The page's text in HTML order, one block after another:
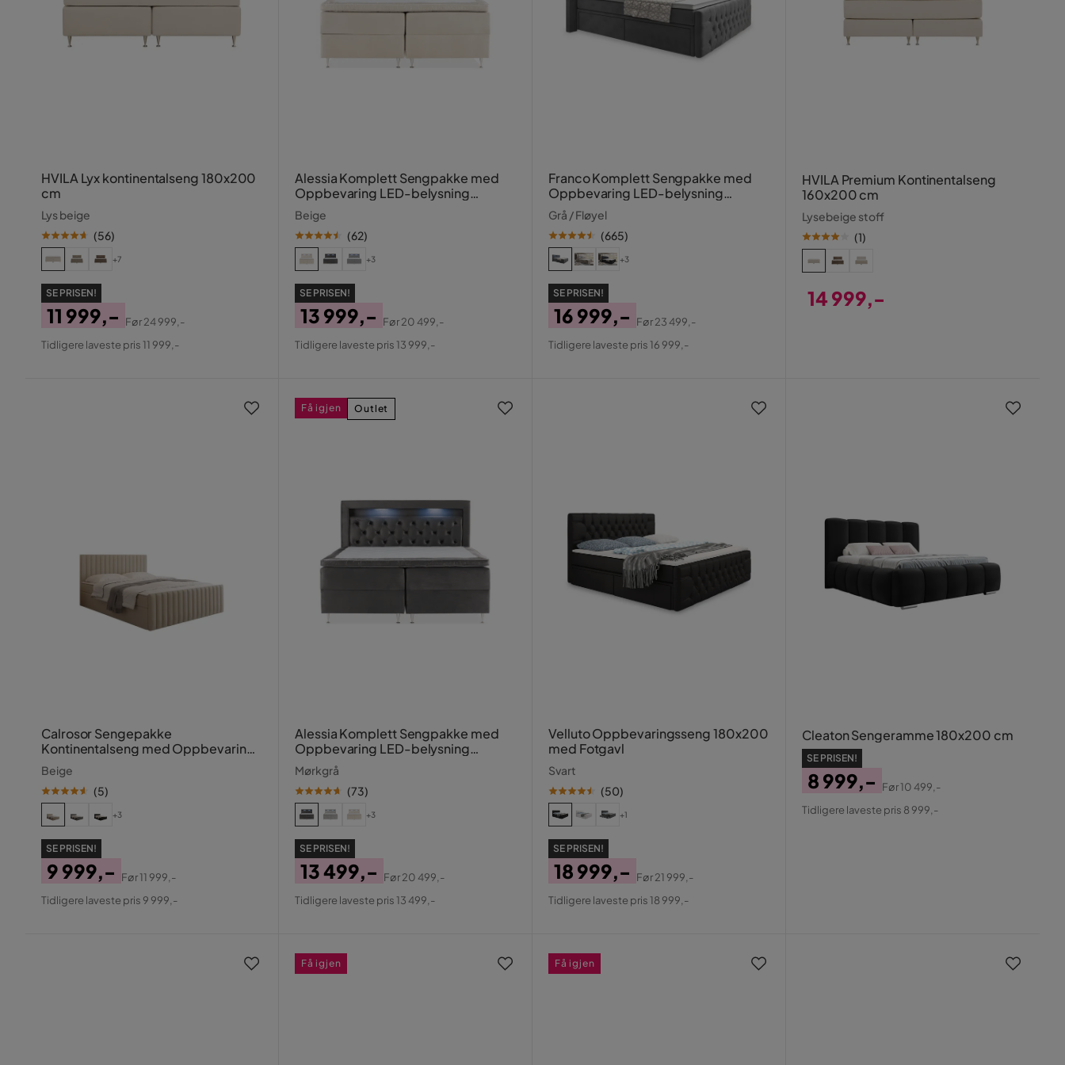
HVILA Lyx kontinentalseng 180x200
cm
Lys beige
(56)
+7
SE PRISEN!
Pris
11 999,-
Original
Før24 999,-
Tidligere laveste pris 11 999,-
Alessia Komplett Sengpakke med
Oppbevaring LED-belysning
180x200 cm
Beige
(62)
+3
SE PRISEN!
Pris
13 999,-
Original
Før20 499,-
Tidligere laveste pris 13 999,-
Franco Komplett Sengpakke med
Oppbevaring LED-belysning
180x200 cm
Grå / Fløyel
(665)
+3
SE PRISEN!
Pris
16 999,-
Original
Før23 499,-
Tidligere laveste pris 16 999,-
HVILA Premium Kontinentalseng
160x200 cm
Lysebeige stoff
(1)
14 999,-
Calrosor Sengepakke
Kontinentalseng med Oppbevaring
180x200 cm
Beige
(5)
+3
SE PRISEN!
Pris
9 999,-
Original
Før11 999,-
Tidligere laveste pris 9 999,-
Alessia Komplett Sengpakke med
Oppbevaring LED-belysning
160x200 cm
Mørkgrå
(73)
+3
SE PRISEN!
Pris
13 499,-
Original
Før20 499,-
Tidligere laveste pris 13 499,-
Få igjen Outlet
Velluto Oppbevaringsseng 180x200
med Fotgavl
Svart
(50)
+1
SE PRISEN!
Pris
18 999,-
Original
Før21 999,-
Tidligere laveste pris 18 999,-
Cleaton Sengeramme 180x200 cm
SE PRISEN!
Pris
8 999,-
Original
Før10 499,-
Tidligere laveste pris 8 999,-
Få igjen Få igjen